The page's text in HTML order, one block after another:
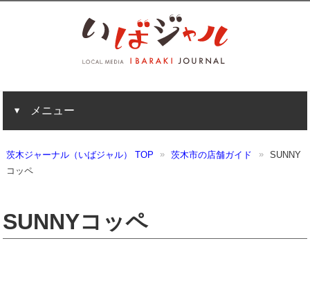
メニュー
茨木ジャーナル（いばジャル） TOP 茨木市の店舗ガイド
SUNNY
コッペ
SUNNYコッペ